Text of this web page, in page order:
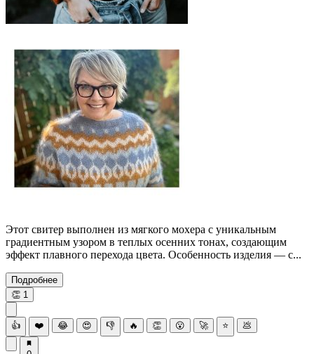
Этот свитер выполнен из мягкого мохера с уникальным
градиентным узором в теплых осенних тонах, создающим
эффект плавного перехода цвета. Особенность изделия — с...
Подробнее
👏 1
👍 ❤️ 😂 😍 👎 🔥 👏 😮 🚀 ⭐ 💩